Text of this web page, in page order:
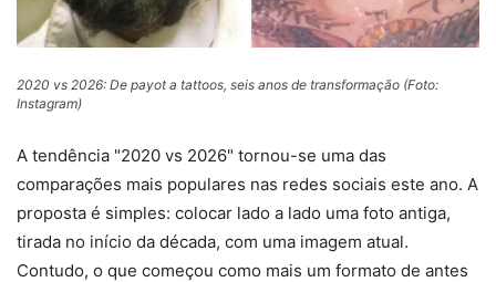
2020 vs 2026: De payot a tattoos, seis anos de transformação (Foto:
Instagram)
A tendência "2020 vs 2026" tornou-se uma das
comparações mais populares nas redes sociais este ano. A
proposta é simples: colocar lado a lado uma foto antiga,
tirada no início da década, com uma imagem atual.
Contudo, o que começou como mais um formato de antes